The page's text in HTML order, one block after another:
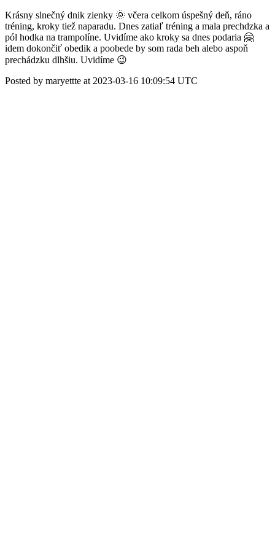
Krásny slnečný dnik zienky 🌞 včera celkom úspešný deň, ráno
tréning, kroky tiež naparadu. Dnes zatiaľ tréning a mala prechdzka a
pól hodka na trampolíne. Uvidíme ako kroky sa dnes podaria 🤗
idem dokončiť obedik a poobede by som rada beh alebo aspoň
prechádzku dlhšiu. Uvidíme 😉
Posted by maryettte at 2023-03-16 10:09:54 UTC